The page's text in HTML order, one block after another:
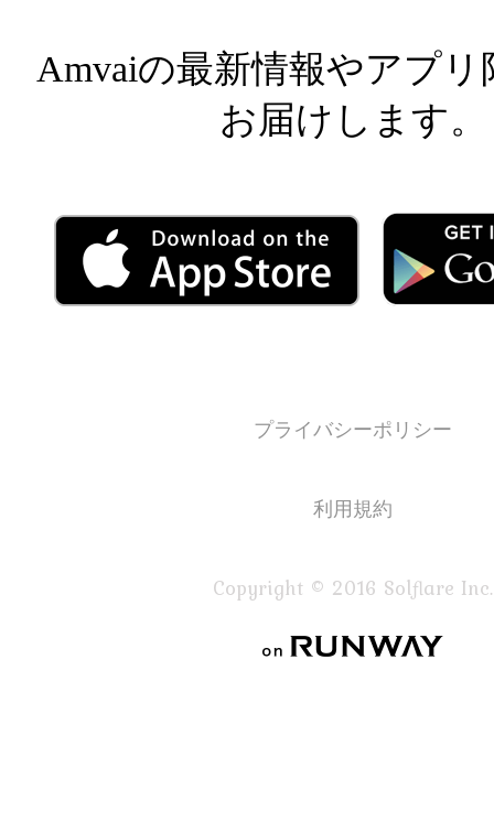
Amvaiの最新情報やアプリ
お届けします。
プライバシーポリシー
利用規約
Copyright © 2016 Solflare Inc.